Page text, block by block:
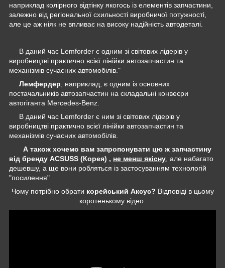
наприклад колірного відтінку якогось із елементів запчастини,
залежно від регіональної схильності виробничої потужності,
але це аж ніяк не впливає на високу надійність автодеталі.
В даний час Lemforder є одним зі світових лідерів у
виробництві практично всієї лінійки автозапчастин та
механізмів сучасних автомобілів."
Лемфердер , наприклад, є одним із основних
постачальників автозапчастин на складальні конвеєри
автогіганта Mercedes-Benz.
В даний час Lemforder є ним зі світових лідерів у
виробництві практично всієї лінійки автозапчастин та
механізмів сучасних автомобілів.
А також хочемо вам запропонувати цю ж запчастину
від бренду ACSUSS (Корея) , не менш якісну , але набагато
дешевшу, а ще вони робляться із застосуванням технологій
"посилення"
Чому потрібно обрати корейський Аксус? Відповіді в цьому
коротенькому відео: